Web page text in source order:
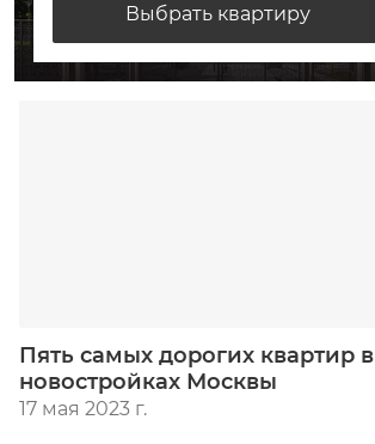
Выбрать квартиру
Пять самых дорогих квартир в
новостройках Москвы
17 мая 2023 г.